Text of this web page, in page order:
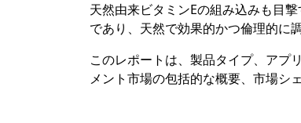
天然由来ビタミンEの組み込みも目
であり、天然で効果的かつ倫理的に
このレポートは、製品タイプ、アプ
メント市場の包括的な概要、市場シ